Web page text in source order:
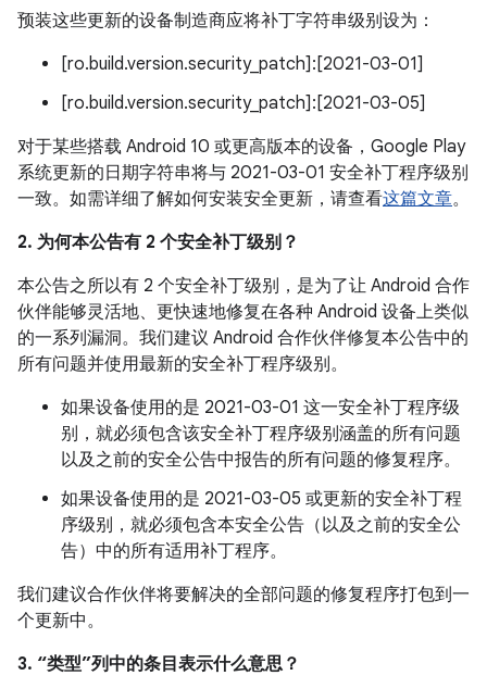
预装这些更新的设备制造商应将补丁字符串级别设为：
[ro.build.version.security_patch]:[2021-03-01]
[ro.build.version.security_patch]:[2021-03-05]
对于某些搭载 Android 10 或更高版本的设备，Google Play
系统更新的日期字符串将与 2021-03-01 安全补丁程序级别
一致。如需详细了解如何安装安全更新，请查看这篇文章。
2. 为何本公告有 2 个安全补丁级别？
本公告之所以有 2 个安全补丁级别，是为了让 Android 合作
伙伴能够灵活地、更快速地修复在各种 Android 设备上类似
的一系列漏洞。我们建议 Android 合作伙伴修复本公告中的
所有问题并使用最新的安全补丁程序级别。
如果设备使用的是 2021-03-01 这一安全补丁程序级
别，就必须包含该安全补丁程序级别涵盖的所有问题
以及之前的安全公告中报告的所有问题的修复程序。
如果设备使用的是 2021-03-05 或更新的安全补丁程
序级别，就必须包含本安全公告（以及之前的安全公
告）中的所有适用补丁程序。
我们建议合作伙伴将要解决的全部问题的修复程序打包到一
个更新中。
3. “类型”列中的条目表示什么意思？